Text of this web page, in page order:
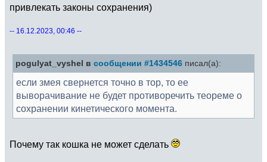
привлекать законы сохранения)
-- 16.12.2023, 00:46 --
pogulyat_vyshel в сообщении #1434546 писал(а):
если змея свернется точно в тор, то ее
выворачивание не будет противоречить теореме о
сохранении кинетического момента.
Почему так кошка не может сделать